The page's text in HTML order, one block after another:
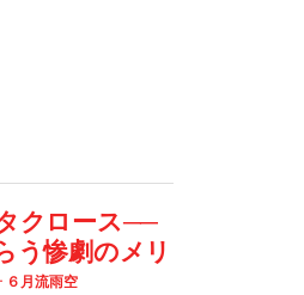
クロース──
う惨劇のメリ
６月流雨空